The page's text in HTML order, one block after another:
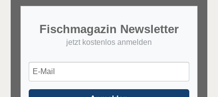
Fischmagazin Newsletter
jetzt kostenlos anmelden